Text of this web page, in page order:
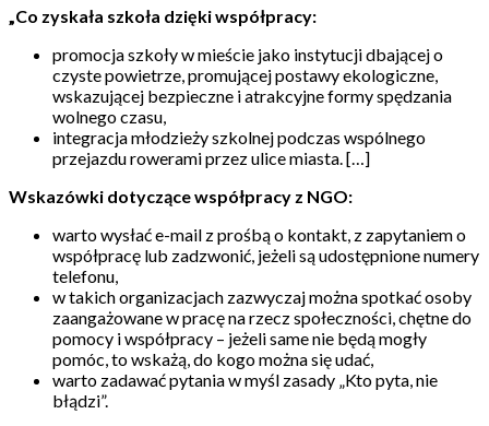
Co zyskała szkoła dzięki współpracy:
promocja szkoły w mieście jako instytucji dbającej o
czyste powietrze, promującej postawy ekologiczne,
wskazującej bezpieczne i atrakcyjne formy spędzania
wolnego czasu,
integracja młodzieży szkolnej podczas wspólnego
przejazdu rowerami przez ulice miasta. […]
Wskazówki dotyczące współpracy z NGO:
warto wysłać e-mail z prośbą o kontakt, z zapytaniem o
współpracę lub zadzwonić, jeżeli są udostępnione numery
telefonu,
w takich organizacjach zazwyczaj można spotkać osoby
zaangażowane w pracę na rzecz społeczności, chętne do
pomocy i współpracy – jeżeli same nie będą mogły
pomóc, to wskażą, do kogo można się udać,
warto zadawać pytania w myśl zasady „Kto pyta, nie
błądzi”.